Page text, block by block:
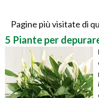
Pagine più visitate di
5 Piante per